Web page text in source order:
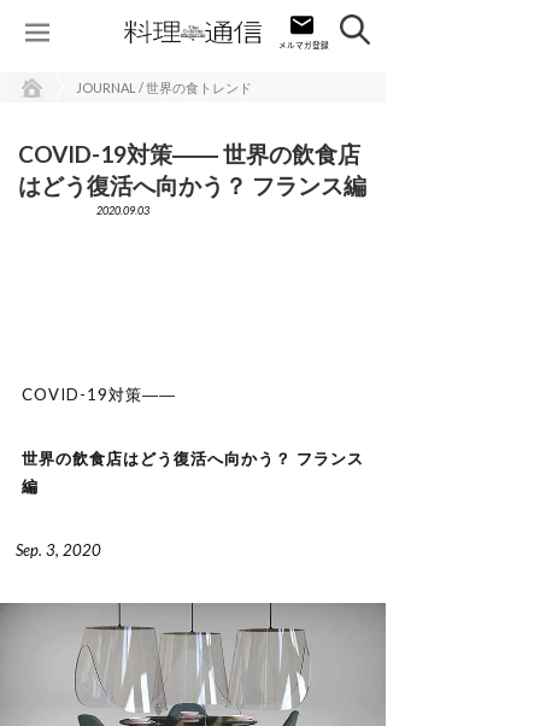
JOURNAL / 世界の食トレンド
COVID-19対策―― 世界の飲食店
はどう復活へ向かう？ フランス編
2020.09.03
COVID-19対策――
世界の飲食店はどう復活へ向かう？ フランス
編
Sep. 3, 2020